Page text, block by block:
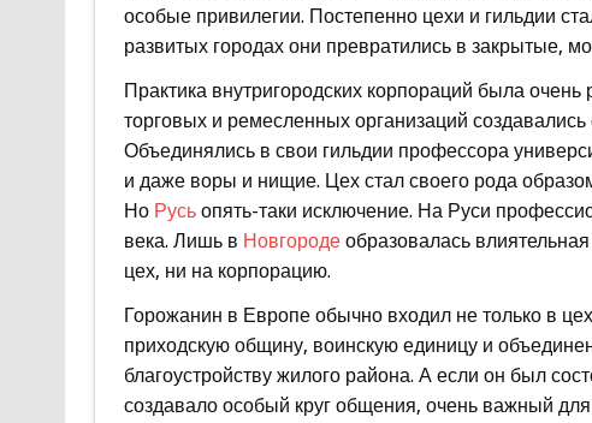
особые привилегии. Постепенно цехи и гильдии
развитых городах они превратились в закрытые,
Практика внутригородских корпораций была
торговых и ремесленных организаций
Объединялись в свои гильдии профессора
и даже воры и нищие. Цех стал своего рода
Но Русьопять-таки исключение. На Руси
века. Лишь в Новгородеобразовалась
цех, ни на корпорацию.
Горожанин в Европе обычно входил не только в
приходскую общину, воинскую единицу и
благоустройству жилого района. А если он был
создавало особый круг общения, очень важный